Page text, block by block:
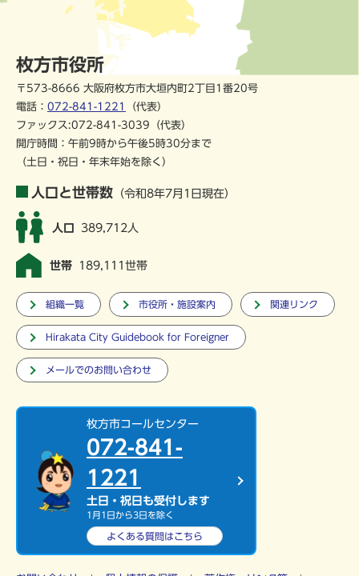
枚方市役所
〒573-8666 大阪府枚方市大垣内町2丁目1番20号
電話： 072-841-1221
（代表）
ファックス:072-841-3039（代表）
開庁時間：午前9時から午後5時30分まで
（土日・祝日・年末年始を除く）
人口と世帯数 （令和8年7月1日現在）
人口 389,712人
世帯 189,111世帯
組織一覧 市役所・施設案内 関連リンク
Hirakata City Guidebook for Foreigner
メールでのお問い合わせ
枚方市コールセンター
072-841-
1221
土日・祝日も受付します
1月1日から3日を除く
よくある質問はこちら